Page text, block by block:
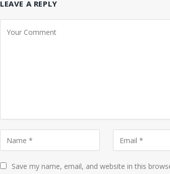
LEAVE A REPLY
Save my name, email, and website in this